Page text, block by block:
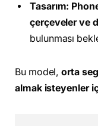
Tasarım:
çerçeveler ve
bulunması
Bu model,orta
almak isteyenler